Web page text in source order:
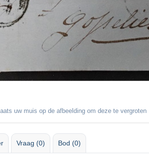
uw muis op de afbeelding om deze te vergroten
Vraag (0) Bod (0)